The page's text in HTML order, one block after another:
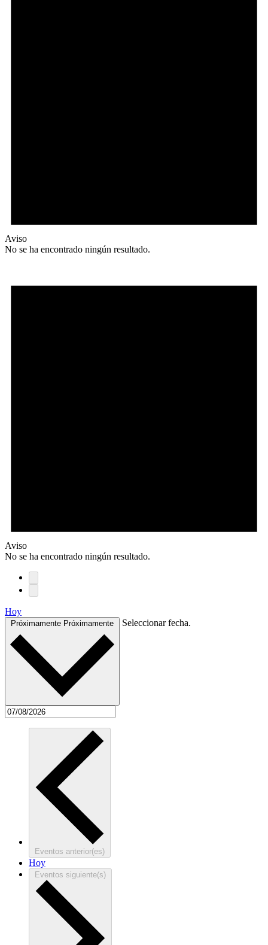
Aviso
No se ha encontrado ningún resultado.
Aviso
No se ha encontrado ningún resultado.
Hoy
Próximamente Próximamente Seleccionar fecha.
Eventos anterior(es)
Hoy
Eventos siguiente(s)